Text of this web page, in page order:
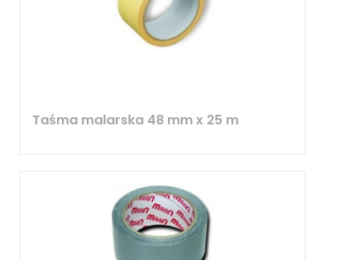
Taśma malarska 48 mm x 25 m